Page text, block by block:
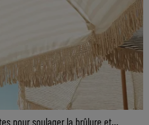
pour soulager la brûlure et...